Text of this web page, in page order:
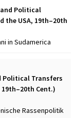
Political
the USA, 19th–20th
in Sudamerica
Political Transfers
19th–20th Cent.)
Rassenpolitik